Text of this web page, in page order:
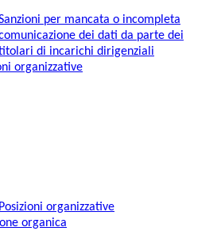
per mancata o incompleta
dei dati da parte dei
di incarichi dirigenziali
organizzative
Posizioni organizzative
organica